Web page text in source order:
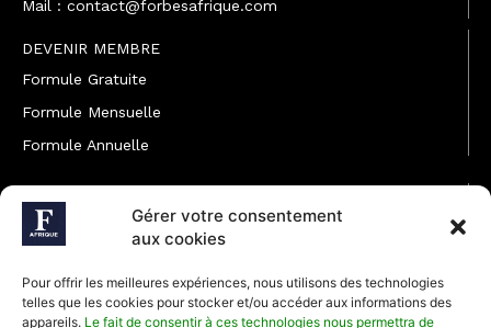
Gérer votre consentement
aux cookies
Pour offrir les meilleures expériences, nous utilisons des technologies
telles que les cookies pour stocker et/ou accéder aux informations des
appareils. Le fait de consentir à ces technologies nous permettra de
Mail : contact@forbesafrique.com
DEVENIR MEMBRE
Formule Gratuite
Formule Mensuelle
Formule Annuelle
JOINDRE L'ÉQUIPE
Rédaction
Développement commercial